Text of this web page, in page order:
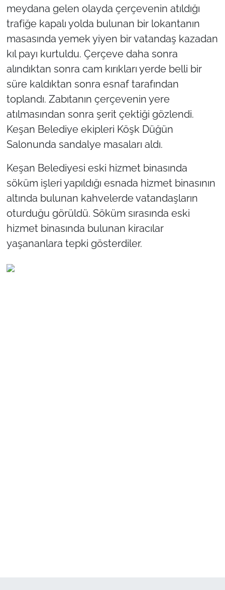
meydana gelen olayda çerçevenin atıldığı
trafiğe kapalı yolda bulunan bir lokantanın
masasında yemek yiyen bir vatandaş kazadan
kıl payı kurtuldu. Çerçeve daha sonra
alındıktan sonra cam kırıkları yerde belli bir
süre kaldıktan sonra esnaf tarafından
toplandı. Zabıtanın çerçevenin yere
atılmasından sonra şerit çektiği gözlendi.
Keşan Belediye ekipleri Köşk Düğün
Salonunda sandalye masaları aldı.
Keşan Belediyesi eski hizmet binasında
söküm işleri yapıldığı esnada hizmet binasının
altında bulunan kahvelerde vatandaşların
oturduğu görüldü. Söküm sırasında eski
hizmet binasında bulunan kiracılar
yaşananlara tepki gösterdiler.
Genel
Politika
Flaş Haber
Magazin
İş Dünyası
Bilim Teknoloji
English News
Canlı Maç
Finans